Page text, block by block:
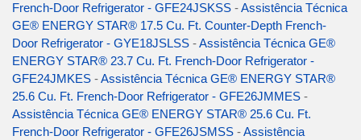
French-Door Refrigerator - GFE24JSKSS -Assistência Técnica
GE® ENERGY STAR® 17.5 Cu. Ft. Counter-Depth French-
Door Refrigerator - GYE18JSLSS -Assistência Técnica GE®
ENERGY STAR® 23.7 Cu. Ft. French-Door Refrigerator -
GFE24JMKES -Assistência Técnica GE® ENERGY STAR®
25.6 Cu. Ft. French-Door Refrigerator - GFE26JMMES -
Assistência Técnica GE® ENERGY STAR® 25.6 Cu. Ft.
French-Door Refrigerator - GFE26JSMSS -Assistência